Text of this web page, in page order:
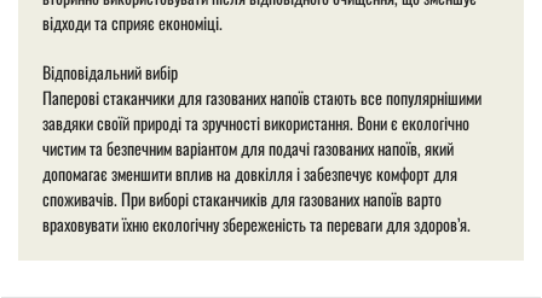
відходи та сприяє економіці.
Відповідальний вибір
Паперові стаканчики для газованих напоїв стають все популярнішими
завдяки своїй природі та зручності використання. Вони є екологічно
чистим та безпечним варіантом для подачі газованих напоїв, який
допомагає зменшити вплив на довкілля і забезпечує комфорт для
споживачів. При виборі стаканчиків для газованих напоїв варто
враховувати їхню екологічну збереженість та переваги для здоров’я.